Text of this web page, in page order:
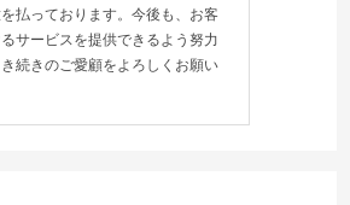
払っております。今後も、お客
サービスを提供できるよう努力
続きのご愛顧をよろしくお願い